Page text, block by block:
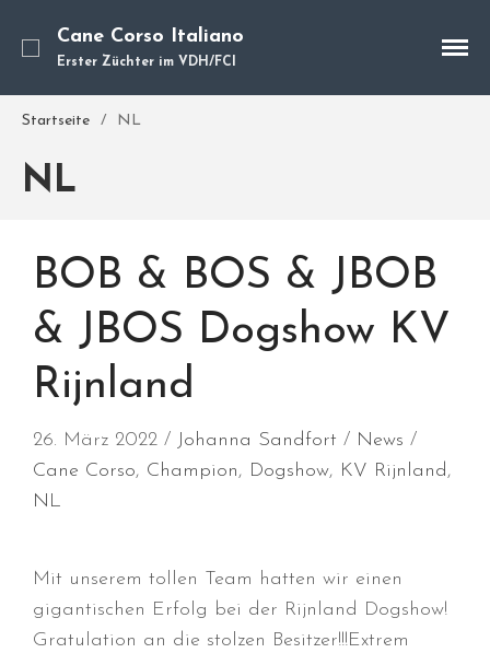
Über mich
Hundevermittlung
Kontakt
Durchmarsch und Urlaubsgefühle
in Hallbergmoos (D)!
Cane Corso Italiano
Erster Züchter im VDH/FCI
Startseite / NL
NL
BOB & BOS & JBOB
& JBOS Dogshow KV
Rijnland
26. März 2022 Johanna Sandfort
News
Cane Corso, Champion, Dogshow, KV Rijnland,
NL
Mit unserem tollen Team hatten wir einen
gigantischen Erfolg bei der Rijnland Dogshow!
Gratulation an die stolzen Besitzer!!!Extrem